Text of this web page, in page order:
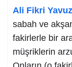
Ali Fikri
sabah ve
fakirlerle bir
müşriklerin